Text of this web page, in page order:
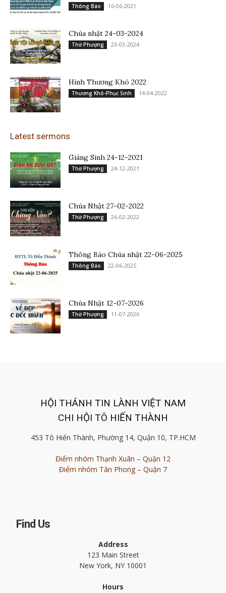
Thông Báo 16-06-2021
Chúa nhật 24-03-2024
Thờ Phượng 23-03-2024
Hình Thương Khó 2022
Thương Khó-Phục Sinh 14-04-2022
Latest sermons
Giáng Sinh 24-12-2021
Thờ Phượng 24-12-2021
Chúa Nhật 27-02-2022
Thờ Phượng 26-02-2022
Thông Báo Chúa nhật 22-06-2025
Thông Báo 22-06-2025
Chúa Nhật 12-07-2026
Thờ Phượng 11-07-2026
HỘI THÁNH TIN LÀNH VIỆT NAM
CHI HỘI TÔ HIẾN THÀNH
453 Tô Hiến Thành, Phường 14, Quận 10, TP.HCM
Điểm nhóm Thạnh Xuân – Quận 12
Điểm nhóm Tân Phong – Quận 7
Find Us
Address
123 Main Street
New York, NY 10001
Hours